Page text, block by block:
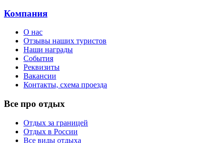
Компания
О нас
Отзывы наших туристов
Наши награды
События
Реквизиты
Вакансии
Контакты, схема проезда
Все про отдых
Отдых за границей
Отдых в России
Все виды отдыха